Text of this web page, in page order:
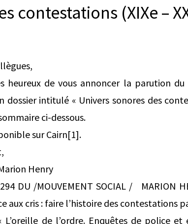
contestations (XIXe –
heureux de vous annoncer la parution
dossier intitulé « Univers sonores des
ci-dessous.
sur Cairn[1].
Henry
DU /MOUVEMENT SOCIAL / MARION
aux cris : faire l’histoire des contestations
L’oreille de l’ordre. Enquêtes de police